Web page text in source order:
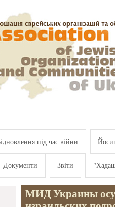
під час війни
Документи Звіти
МИД Украины